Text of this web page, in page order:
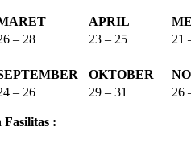
APRIL
– 28 23 – 25 21
OKTOBER
– 26 29 – 31 26
: